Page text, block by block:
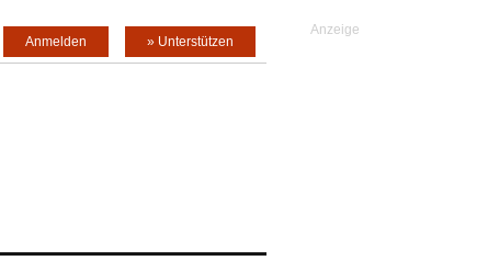
» Unterstützen
Anmelden